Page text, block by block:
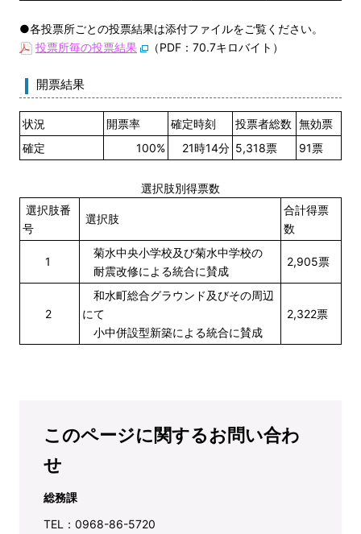
●各投票所ごとの投票結果は添付ファイルをご覧ください。
投票所毎の投票結果
（PDF：70.7キロバイト）
開票結果
状況 開票率 確定時刻 投票者総数 無効票
確定
100% 21時14分 5,318票 91票
選択肢別得票数
選択肢番
号
選択肢
合計得票
数
1
菊水中央小学校及び菊水中学校の
耐震改修による統合に賛成
2,905票
2
和水町総合グラウンド及びその周辺
にて
小中併設型新築による統合に賛成
2,322票
このページに関するお問い合わ
せ
総務課
TEL：0968-86-5720